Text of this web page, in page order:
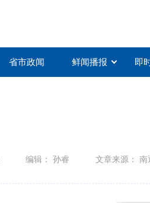
省市政闻 鲜闻播报 即
编辑： 孙睿 文章来源：